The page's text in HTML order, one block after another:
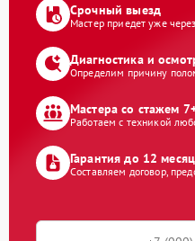
Срочный выезд
Мастер приедет уже
Диагностика и
Определим причину
Мастера со стажем
Работаем с техникой
Гарантия до 12
Составляем договор,